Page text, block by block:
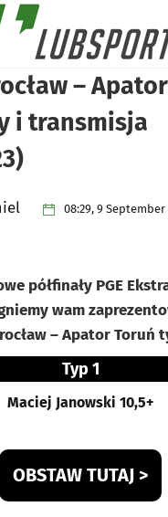
–
i transmisja
08:29, 9 September
półfinały PGE
wam
– Apator Toruń
Typ 1
Maciej Janowski 10,5+
OBSTAW TUTAJ >